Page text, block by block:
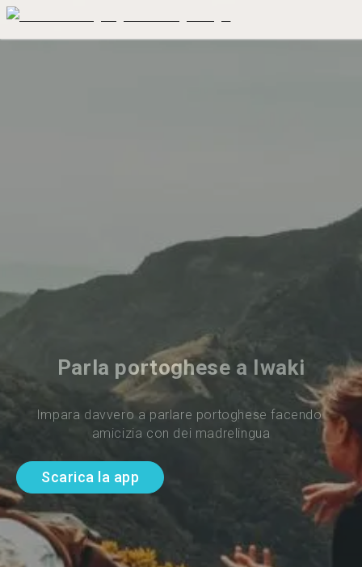
Parla portoghese a Iwaki
Impara davvero a parlare portoghese facendo
amicizia con dei madrelingua
Scarica la app